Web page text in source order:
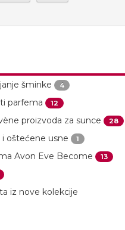
šminke
4
parfema 12
proizvoda za sunce 28
oštećene usne 1
Avon Eve Become 13
iz nove kolekcije